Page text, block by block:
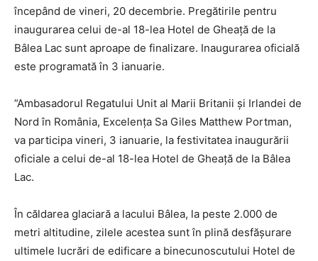
începând de vineri, 20 decembrie. Pregătirile pentru
inaugurarea celui de-al 18-lea Hotel de Gheaţă de la
Bâlea Lac sunt aproape de finalizare. Inaugurarea oficială
este programată în 3 ianuarie.
”Ambasadorul Regatului Unit al Marii Britanii şi Irlandei de
Nord în România, Excelenţa Sa Giles Matthew Portman,
va participa vineri, 3 ianuarie, la festivitatea inaugurării
oficiale a celui de-al 18-lea Hotel de Gheaţă de la Bâlea
Lac.
În căldarea glaciară a lacului Bâlea, la peste 2.000 de
metri altitudine, zilele acestea sunt în plină desfăşurare
ultimele lucrări de edificare a binecunoscutului Hotel de